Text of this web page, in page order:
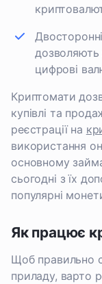
дозволяють
цифрові
Криптомати
купівлі та
реєстрації на
використання
основному
сьогодні з їх
популярні
Як працює
Щоб правильно
приладу, варто